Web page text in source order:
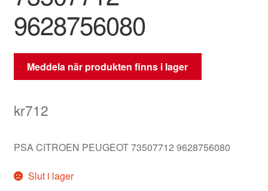
9628756080
Meddela när produkten finns i lager
kr712
PSA CITROEN PEUGEOT 73507712 9628756080
Slut i lager